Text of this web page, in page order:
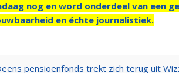
nog en word onderdeel van een
en échte journalistiek.
pensioenfonds trekt zich terug uit